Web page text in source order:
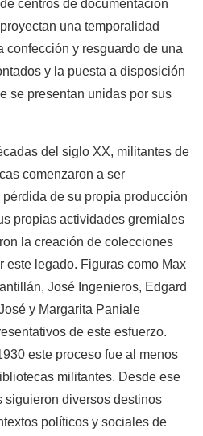
centros de documentación
una temporalidad
confección y resguardo de una
y la puesta a disposición
se presentan unidas por sus
del siglo XX, militantes de
comenzaron a ser
de su propia producción
propias actividades gremiales
la creación de colecciones
este legado. Figuras como Max
José Ingenieros, Edgard
y Margarita Paniale
de este esfuerzo.
este proceso fue al menos
militantes. Desde ese
siguieron diversos destinos
políticos y sociales de